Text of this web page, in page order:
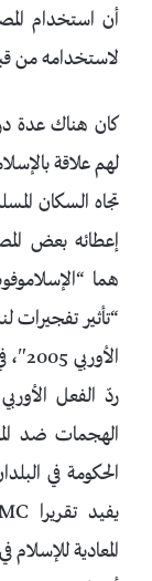
أن استخدام
لاستخدامه من
كان هناك عدة
تجاه السكان
ردّ الفعل
الهجمات ضد
الحكومة في
المعادية للإسلام